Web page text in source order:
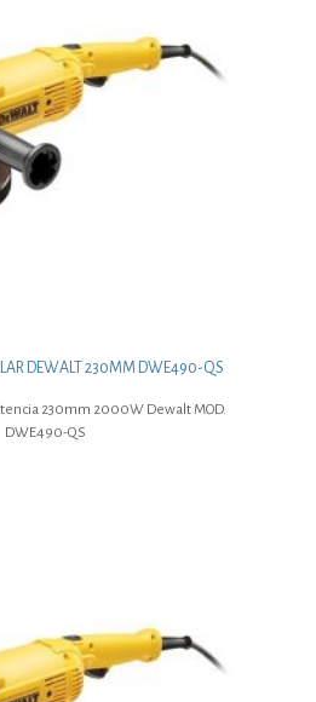
DEWALT 230MM DWE490-QS
230mm 2000W Dewalt MOD.
DWE490-QS